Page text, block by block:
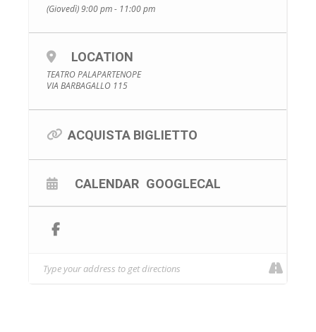
(Giovedì) 9:00 pm - 11:00 pm
LOCATION
TEATRO PALAPARTENOPE
VIA BARBAGALLO 115
ACQUISTA BIGLIETTO
CALENDAR GOOGLECAL